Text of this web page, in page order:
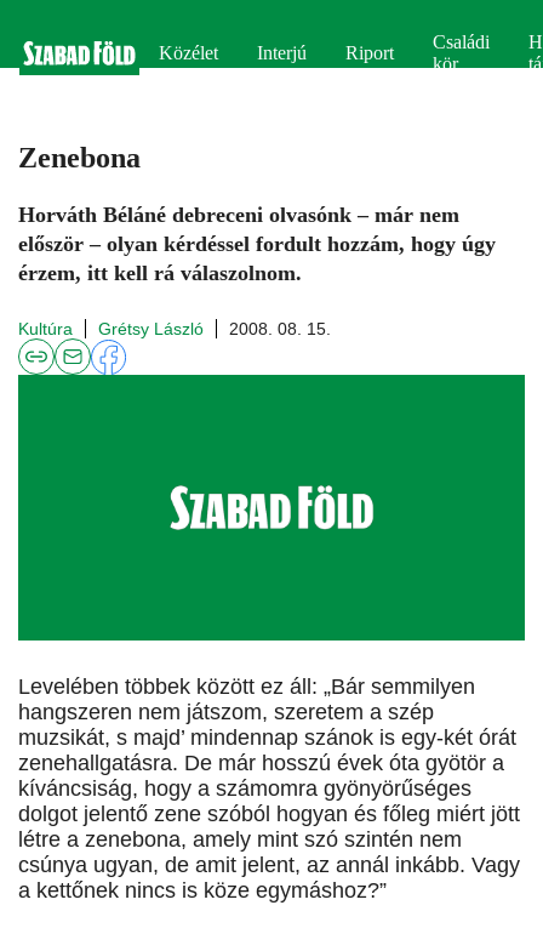
Közélet Interjú Riport
Családi
kör
Zenebona
Horváth Béláné debreceni olvasónk – már nem
először – olyan kérdéssel fordult hozzám, hogy úgy
érzem, itt kell rá válaszolnom.
Kultúra Grétsy László 2008. 08. 15.
Levelében többek között ez áll: „Bár semmilyen
hangszeren nem játszom, szeretem a szép
muzsikát, s majd’ mindennap szánok is egy-két órát
zenehallgatásra. De már hosszú évek óta gyötör a
kíváncsiság, hogy a számomra gyönyörűséges
dolgot jelentő zene szóból hogyan és főleg miért jött
létre a zenebona, amely mint szó szintén nem
csúnya ugyan, de amit jelent, az annál inkább. Vagy
a kettőnek nincs is köze egymáshoz?”